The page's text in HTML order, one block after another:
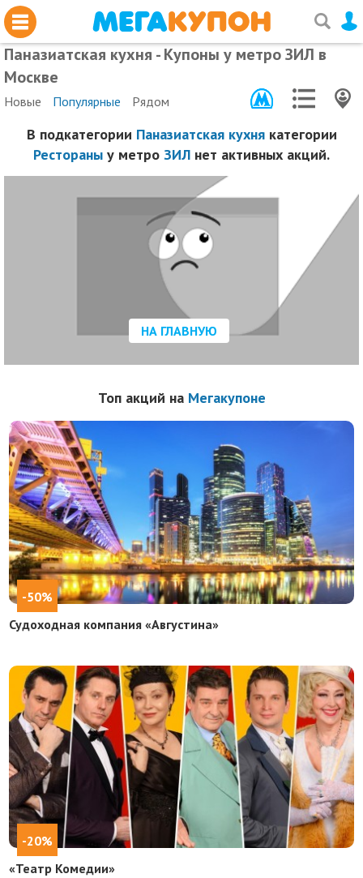
Паназиатская кухня - Купоны у метро ЗИЛ в
Москве
Новые Популярные Рядом
В подкатегории Паназиатская кухнякатегории
Рестораны у метро ЗИЛ нет активных акций.
НА ГЛАВНУЮ
Топ акций на Мегакупоне
-50%
Судоходная компания «Августина»
-20%
«Театр Комедии»